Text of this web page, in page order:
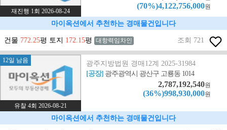
재진행 1회 2026-08-24
(70%)4,122,756,000원
마이옥션에서 추천하는 경매물건입니다
건물 772.25평 토지 172.15평 대항력임차인 조회 721
12일 남음
유찰 4회 2026-08-21
광주지방법원 경매12계 2025-31984
[공장] 광주광역시 광산구 고룡동 1014
2,787,192,540원
(36%)998,930,000원
마이옥션에서 추천하는 경매물건입니다